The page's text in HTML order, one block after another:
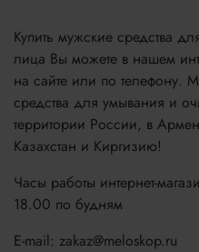
Купить мужские средства
лица Вы можете в нашем
на сайте или по телефону.
средства для умывания и
территории России, в
Казахстан и Киргизию!
Часы работы интернет-
18.00 по будням
E-mail: zakaz@meloskop.ru